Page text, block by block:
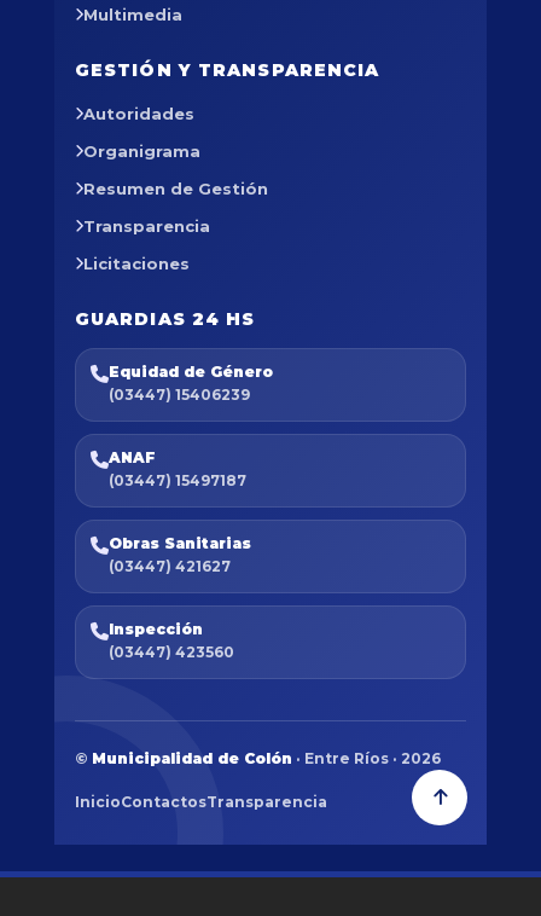
Multimedia
GESTIÓN Y TRANSPARENCIA
Autoridades
Organigrama
Resumen de Gestión
Transparencia
Licitaciones
GUARDIAS 24 HS
Equidad de Género
(03447) 15406239
ANAF
(03447) 15497187
Obras Sanitarias
(03447) 421627
Inspección
(03447) 423560
© Municipalidad de Colón · Entre Ríos · 2026
InicioContactosTransparencia